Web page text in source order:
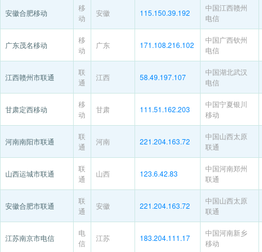
安徽合肥移动
移
动
安徽 115.150.39.192
中国江西赣州
电信
广东茂名移动
移
动
广东 171.108.216.102
中国广西钦州
电信
江西赣州市联通
联
通
江西 58.49.197.107
中国湖北武汉
电信
甘肃定西移动
移
动
甘肃 111.51.162.203
中国宁夏银川
移动
河南南阳市联通
联
通
河南 221.204.163.72
中国山西太原
联通
山西运城市联通
联
通
山西 123.6.42.83
中国河南郑州
联通
安徽合肥市联通
联
通
安徽 221.204.163.72
中国山西太原
联通
江苏南京市电信
电
信
江苏 183.204.111.17
中国河南新乡
移动